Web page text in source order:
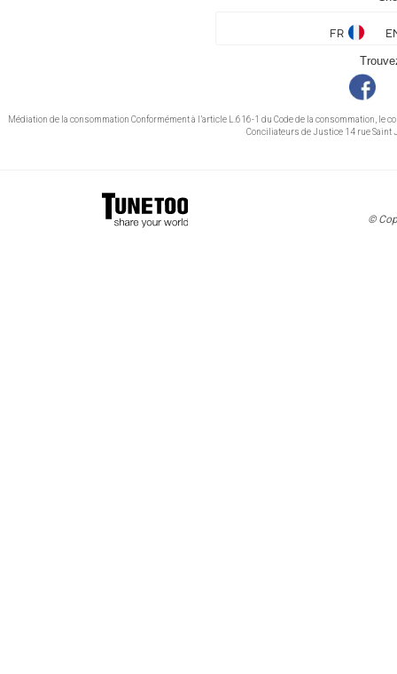
FR
Médiation de la consommation Conformément à l’article L.616-1 du Code de la consommation,
Conciliateurs de Justice 14 rue Saint
©